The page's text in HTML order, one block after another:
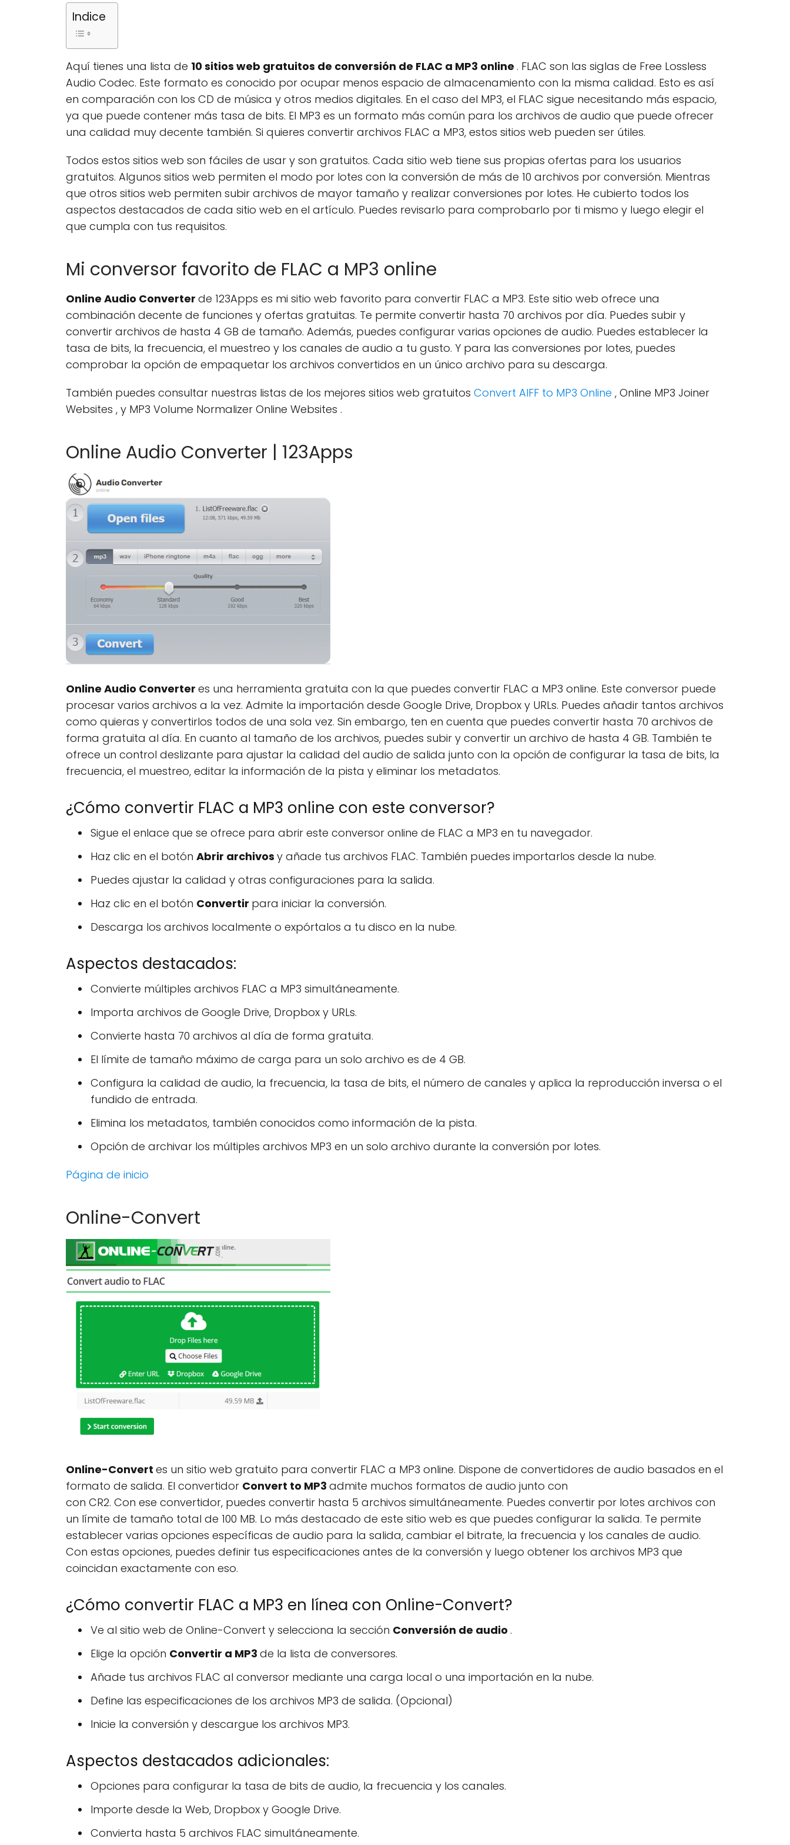
Indice
Aquí tienes una lista de 10 sitios web gratuitos de conversión de FLAC a MP3 online . FLAC son las siglas de Free Lossless
Audio Codec. Este formato es conocido por ocupar menos espacio de almacenamiento con la misma calidad. Esto es así
en comparación con los CD de música y otros medios digitales. En el caso del MP3, el FLAC sigue necesitando más espacio,
ya que puede contener más tasa de bits. El MP3 es un formato más común para los archivos de audio que puede ofrecer
una calidad muy decente también. Si quieres convertir archivos FLAC a MP3, estos sitios web pueden ser útiles.
Todos estos sitios web son fáciles de usar y son gratuitos. Cada sitio web tiene sus propias ofertas para los usuarios
gratuitos. Algunos sitios web permiten el modo por lotes con la conversión de más de 10 archivos por conversión. Mientras
que otros sitios web permiten subir archivos de mayor tamaño y realizar conversiones por lotes. He cubierto todos los
aspectos destacados de cada sitio web en el artículo. Puedes revisarlo para comprobarlo por ti mismo y luego elegir el
que cumpla con tus requisitos.
Mi conversor favorito de FLAC a MP3 online
Online Audio Converter de 123Apps es mi sitio web favorito para convertir FLAC a MP3. Este sitio web ofrece una
combinación decente de funciones y ofertas gratuitas. Te permite convertir hasta 70 archivos por día. Puedes subir y
convertir archivos de hasta 4 GB de tamaño. Además, puedes configurar varias opciones de audio. Puedes establecer la
tasa de bits, la frecuencia, el muestreo y los canales de audio a tu gusto. Y para las conversiones por lotes, puedes
comprobar la opción de empaquetar los archivos convertidos en un único archivo para su descarga.
También puedes consultar nuestras listas de los mejores sitios web gratuitos Convert AIFF to MP3 Online , Online MP3 Joiner
Websites , y MP3 Volume Normalizer Online Websites .
Online Audio Converter | 123Apps
Online Audio Converter es una herramienta gratuita con la que puedes convertir FLAC a MP3 online. Este conversor puede
procesar varios archivos a la vez. Admite la importación desde Google Drive, Dropbox y URLs. Puedes añadir tantos archivos
como quieras y convertirlos todos de una sola vez. Sin embargo, ten en cuenta que puedes convertir hasta 70 archivos de
forma gratuita al día. En cuanto al tamaño de los archivos, puedes subir y convertir un archivo de hasta 4 GB. También te
ofrece un control deslizante para ajustar la calidad del audio de salida junto con la opción de configurar la tasa de bits, la
frecuencia, el muestreo, editar la información de la pista y eliminar los metadatos.
¿Cómo convertir FLAC a MP3 online con este conversor?
Sigue el enlace que se ofrece para abrir este conversor online de FLAC a MP3 en tu navegador.
Haz clic en el botón Abrir archivos y añade tus archivos FLAC. También puedes importarlos desde la nube.
Puedes ajustar la calidad y otras configuraciones para la salida.
Haz clic en el botón Convertir para iniciar la conversión.
Descarga los archivos localmente o expórtalos a tu disco en la nube.
Aspectos destacados:
Convierte múltiples archivos FLAC a MP3 simultáneamente.
Importa archivos de Google Drive, Dropbox y URLs.
Convierte hasta 70 archivos al día de forma gratuita.
El límite de tamaño máximo de carga para un solo archivo es de 4 GB.
Configura la calidad de audio, la frecuencia, la tasa de bits, el número de canales y aplica la reproducción inversa o el
fundido de entrada.
Elimina los metadatos, también conocidos como información de la pista.
Opción de archivar los múltiples archivos MP3 en un solo archivo durante la conversión por lotes.
Página de inicio
Online-Convert
Online-Convert es un sitio web gratuito para convertir FLAC a MP3 online. Dispone de convertidores de audio basados en el
formato de salida. El convertidor Convert to MP3 admite muchos formatos de audio junto con
con CR2. Con ese convertidor, puedes convertir hasta 5 archivos simultáneamente. Puedes convertir por lotes archivos con
un límite de tamaño total de 100 MB. Lo más destacado de este sitio web es que puedes configurar la salida. Te permite
establecer varias opciones específicas de audio para la salida, cambiar el bitrate, la frecuencia y los canales de audio.
Con estas opciones, puedes definir tus especificaciones antes de la conversión y luego obtener los archivos MP3 que
coincidan exactamente con eso.
¿Cómo convertir FLAC a MP3 en línea con Online-Convert?
Ve al sitio web de Online-Convert y selecciona la sección Conversión de audio .
Elige la opción Convertir a MP3 de la lista de conversores.
Añade tus archivos FLAC al conversor mediante una carga local o una importación en la nube.
Define las especificaciones de los archivos MP3 de salida. (Opcional)
Inicie la conversión y descargue los archivos MP3.
Aspectos destacados adicionales:
Opciones para configurar la tasa de bits de audio, la frecuencia y los canales.
Importe desde la Web, Dropbox y Google Drive.
Convierta hasta 5 archivos FLAC simultáneamente.